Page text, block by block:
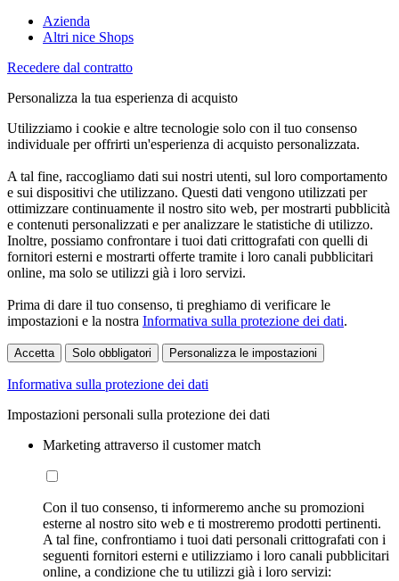
Azienda
Altri nice Shops
Recedere dal contratto
Personalizza la tua esperienza di acquisto
Utilizziamo i cookie e altre tecnologie solo con il tuo consenso
individuale per offrirti un'esperienza di acquisto personalizzata.
A tal fine, raccogliamo dati sui nostri utenti, sul loro comportamento
e sui dispositivi che utilizzano. Questi dati vengono utilizzati per
ottimizzare continuamente il nostro sito web, per mostrarti pubblicità
e contenuti personalizzati e per analizzare le statistiche di utilizzo.
Inoltre, possiamo confrontare i tuoi dati crittografati con quelli di
fornitori esterni e mostrarti offerte tramite i loro canali pubblicitari
online, ma solo se utilizzi già i loro servizi.
Prima di dare il tuo consenso, ti preghiamo di verificare le
impostazioni e la nostra Informativa sulla protezione dei dati.
Accetta Solo obbligatori Personalizza le impostazioni
Informativa sulla protezione dei dati
Impostazioni personali sulla protezione dei dati
Marketing attraverso il customer match
Con il tuo consenso, ti informeremo anche su promozioni
esterne al nostro sito web e ti mostreremo prodotti pertinenti.
A tal fine, confrontiamo i tuoi dati personali crittografati con i
seguenti fornitori esterni e utilizziamo i loro canali pubblicitari
online, a condizione che tu utilizzi già i loro servizi: